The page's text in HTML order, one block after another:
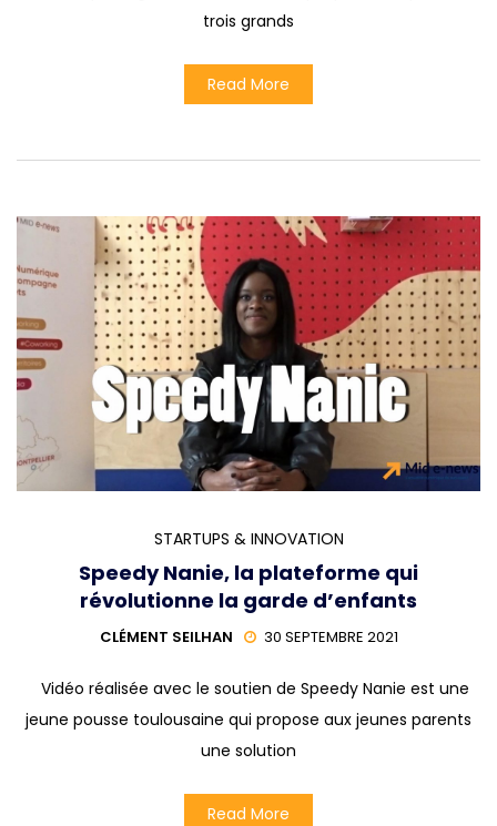
trois grands
Read More
STARTUPS & INNOVATION
Speedy Nanie, la plateforme qui
révolutionne la garde d’enfants
CLÉMENT SEILHAN 30 SEPTEMBRE 2021
Vidéo réalisée avec le soutien de Speedy Nanie est une
jeune pousse toulousaine qui propose aux jeunes parents
une solution
Read More